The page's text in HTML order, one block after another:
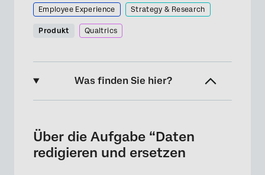
Employee Experience Strategy & Research
Produkt Qualtrics
Was finden Sie hier?
Einrichten einer Aufgabe zum Redigieren und
Ersetzen von Daten
Über die Aufgabe “Daten
redigieren und ersetzen